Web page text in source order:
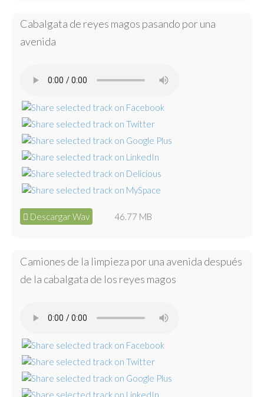
Cabalgata de reyes magos pasando por una
avenida
Descargar Wav 46.77 MB
Camiones de la limpieza por una avenida después
de la cabalgata de los reyes magos